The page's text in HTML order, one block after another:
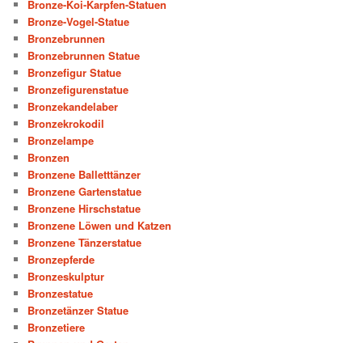
Bronze-Koi-Karpfen-Statuen
Bronze-Vogel-Statue
Bronzebrunnen
Bronzebrunnen Statue
Bronzefigur Statue
Bronzefigurenstatue
Bronzekandelaber
Bronzekrokodil
Bronzelampe
Bronzen
Bronzene Balletttänzer
Bronzene Gartenstatue
Bronzene Hirschstatue
Bronzene Löwen und Katzen
Bronzene Tänzerstatue
Bronzepferde
Bronzeskulptur
Bronzestatue
Bronzetänzer Statue
Bronzetiere